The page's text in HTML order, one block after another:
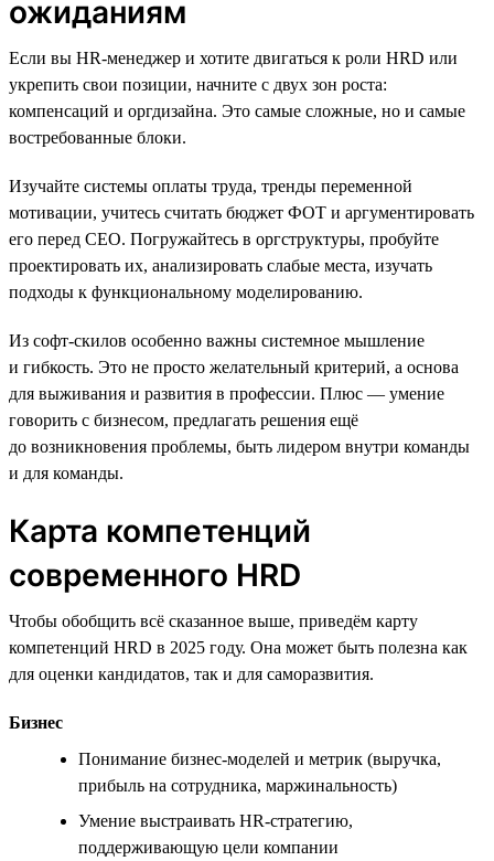
ожиданиям
Если вы HR-менеджер и хотите двигаться к роли HRD или
укрепить свои позиции, начните с двух зон роста:
компенсаций и оргдизайна. Это самые сложные, но и самые
востребованные блоки.
Изучайте системы оплаты труда, тренды переменной
мотивации, учитесь считать бюджет ФОТ и аргументировать
его перед СЕО. Погружайтесь в оргструктуры, пробуйте
проектировать их, анализировать слабые места, изучать
подходы к функциональному моделированию.
Из софт-скилов особенно важны системное мышление
и гибкость. Это не просто желательный критерий, а основа
для выживания и развития в профессии. Плюс — умение
говорить с бизнесом, предлагать решения ещё
до возникновения проблемы, быть лидером внутри команды
и для команды.
Карта компетенций
современного HRD
Чтобы обобщить всё сказанное выше, приведём карту
компетенций HRD в 2025 году. Она может быть полезна как
для оценки кандидатов, так и для саморазвития.
Бизнес
Понимание бизнес-моделей и метрик (выручка,
прибыль на сотрудника, маржинальность)
Умение выстраивать HR-стратегию,
поддерживающую цели компании